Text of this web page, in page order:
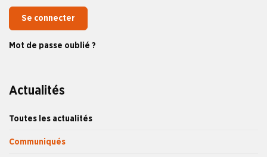
Actualités
Toutes les actualités
Communiqués
Se connecter
Mot de passe oublié ?